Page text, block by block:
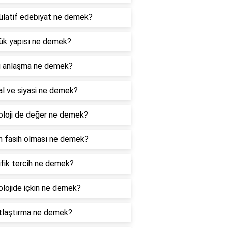
edebiyat ne demek?
yapısı ne demek?
anlaşma ne demek?
ve siyasi ne demek?
de değer ne demek?
fasih olması ne demek?
tercih ne demek?
içkin ne demek?
ne demek?